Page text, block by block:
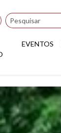
Pesquisar
EVENTOS